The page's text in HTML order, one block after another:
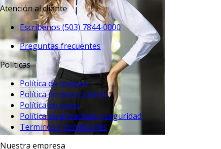
Atención al cliente
Escríbenos (503) 7844-0000
Preguntas frecuentes
Políticas
Política de compra
Política de devoluciones
Política de envío
Política de privacidad y seguridad
Terminos y condiciones
Nuestra empresa